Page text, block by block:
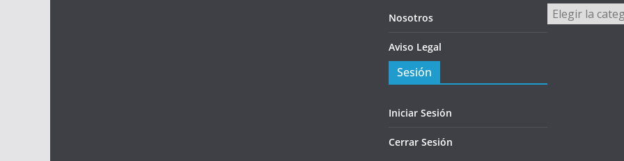
Nosotros
Aviso Legal
Sesión
Iniciar Sesión
Cerrar Sesión
Categorías